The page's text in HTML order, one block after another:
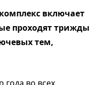
включает
проходят трижды
тем,